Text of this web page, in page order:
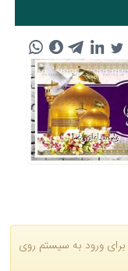
برای ورود به سیستم روی